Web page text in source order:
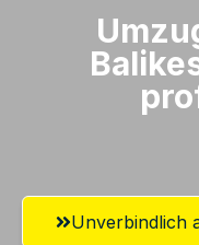
Unverbindlich